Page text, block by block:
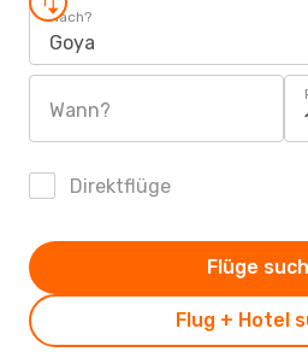
Nach?
Goya
Wann?
Direktflüge
Flug + Hotel
Flüge